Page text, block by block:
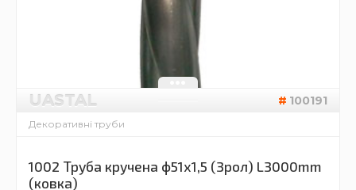
UASTAL 100191
Декоративні труби
1002 Труба кручена ф51х1,5 (3рол) L3000mm
(ковка)